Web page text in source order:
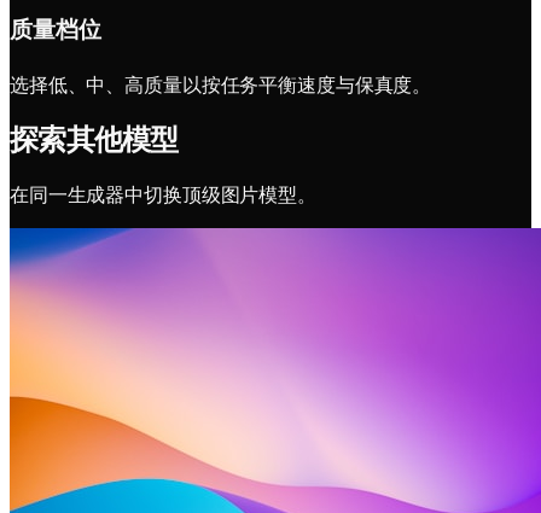
质量档位
选择低、中、高质量以按任务平衡速度与保真度。
探索其他模型
在同一生成器中切换顶级图片模型。